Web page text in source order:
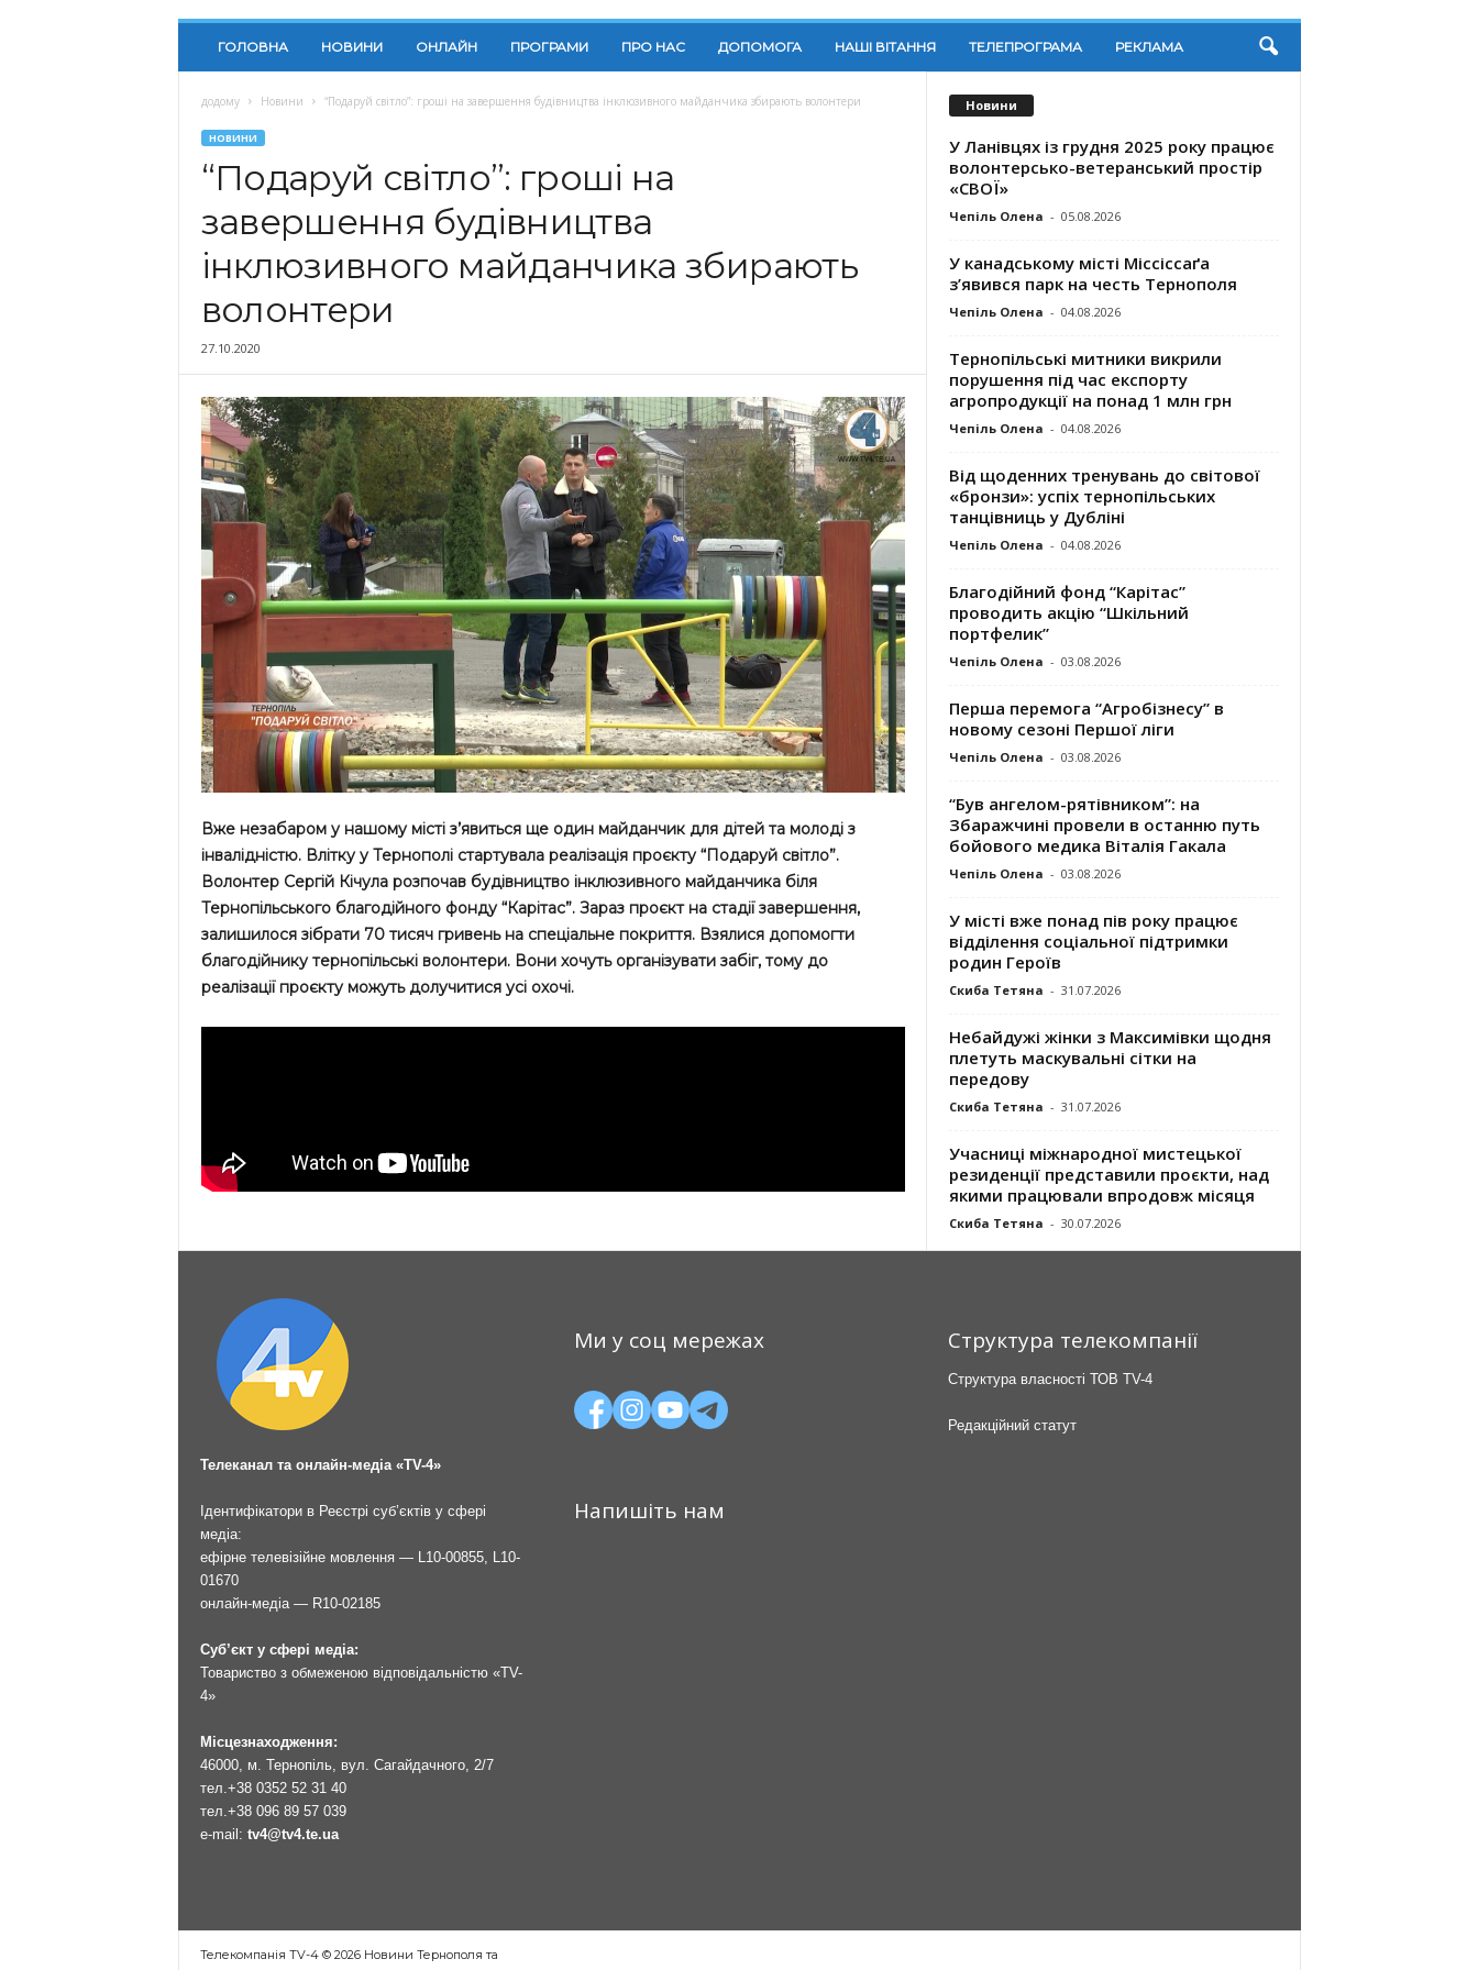
ГОЛОВНА НОВИНИ ОНЛАЙН ПРОГРАМИ ПРО НАС ДОПОМОГА НАШІ ВІТАННЯ ТЕЛЕПРОГРАМА РЕКЛАМА
додому Новини “Подаруй світло”: гроші на завершення будівництва інклюзивного майданчика збирають волонтери
НОВИНИ
“Подаруй світло”: гроші на
завершення будівництва
інклюзивного майданчика збирають
волонтери
27.10.2020
Вже незабаром у нашому місті з’явиться ще один майданчик для дітей та молоді з
інвалідністю. Влітку у Тернополі стартувала реалізація проєкту “Подаруй світло”.
Волонтер Сергій Кічула розпочав будівництво інклюзивного майданчика біля
Тернопільського благодійного фонду “Карітас”. Зараз проєкт на стадії завершення,
залишилося зібрати 70 тисяч гривень на спеціальне покриття. Взялися допомогти
благодійнику тернопільські волонтери. Вони хочуть організувати забіг, тому до
реалізації проєкту можуть долучитися усі охочі.
Новини
У Ланівцях із грудня 2025 року працює
волонтерсько-ветеранський простір
«СВОЇ»
Чепіль Олена - 05.08.2026
У канадському місті Міссіссаґа
з’явився парк на честь Тернополя
Чепіль Олена - 04.08.2026
Тернопільські митники викрили
порушення під час експорту
агропродукції на понад 1 млн грн
Чепіль Олена - 04.08.2026
Від щоденних тренувань до світової
«бронзи»: успіх тернопільських
танцівниць у Дубліні
Чепіль Олена - 04.08.2026
Благодійний фонд “Карітас”
проводить акцію “Шкільний
портфелик”
Чепіль Олена - 03.08.2026
Перша перемога “Агробізнесу” в
новому сезоні Першої ліги
Чепіль Олена - 03.08.2026
“Був ангелом-рятівником”: на
Збаражчині провели в останню путь
бойового медика Віталія Гакала
Чепіль Олена - 03.08.2026
У місті вже понад пів року працює
відділення соціальної підтримки
родин Героїв
Скиба Тетяна - 31.07.2026
Небайдужі жінки з Максимівки щодня
плетуть маскувальні сітки на
передову
Скиба Тетяна - 31.07.2026
Учасниці міжнародної мистецької
резиденції представили проєкти, над
якими працювали впродовж місяця
Скиба Тетяна - 30.07.2026
Телеканал та онлайн-медіа «TV-4»
Ідентифікатори в Реєстрі суб’єктів у сфері
медіа:
ефірне телевізійне мовлення — L10-00855, L10-
01670
онлайн-медіа — R10-02185
Суб’єкт у сфері медіа:
Товариство з обмеженою відповідальністю «TV-
4»
Місцезнаходження:
46000, м. Тернопіль, вул. Сагайдачного, 2/7
тел. +38 0352 52 31 40
тел. +38 096 89 57 039
e-mail: tv4@tv4.te.ua
Ми у соц мережах
Напишіть нам
Структура телекомпанії
Структура власності ТОВ TV-4
Редакційний статут
Телекомпанія TV-4 © 2026 Новини Тернополя та